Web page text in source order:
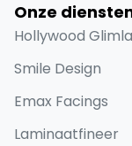
Onze
Hollywood
Smile Design
Emax Facings
Laminaatfineer